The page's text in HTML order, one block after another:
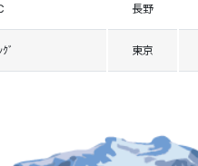
長野
ﾞ 東京